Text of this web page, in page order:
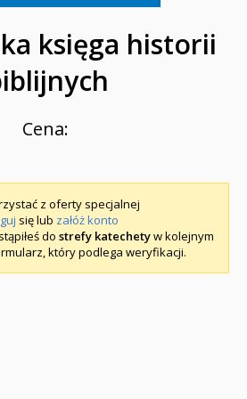
księga historii
Cena:
z oferty specjalnej
się lub załóż konto
do strefy katechetyw kolejnym
który podlega weryfikacji.